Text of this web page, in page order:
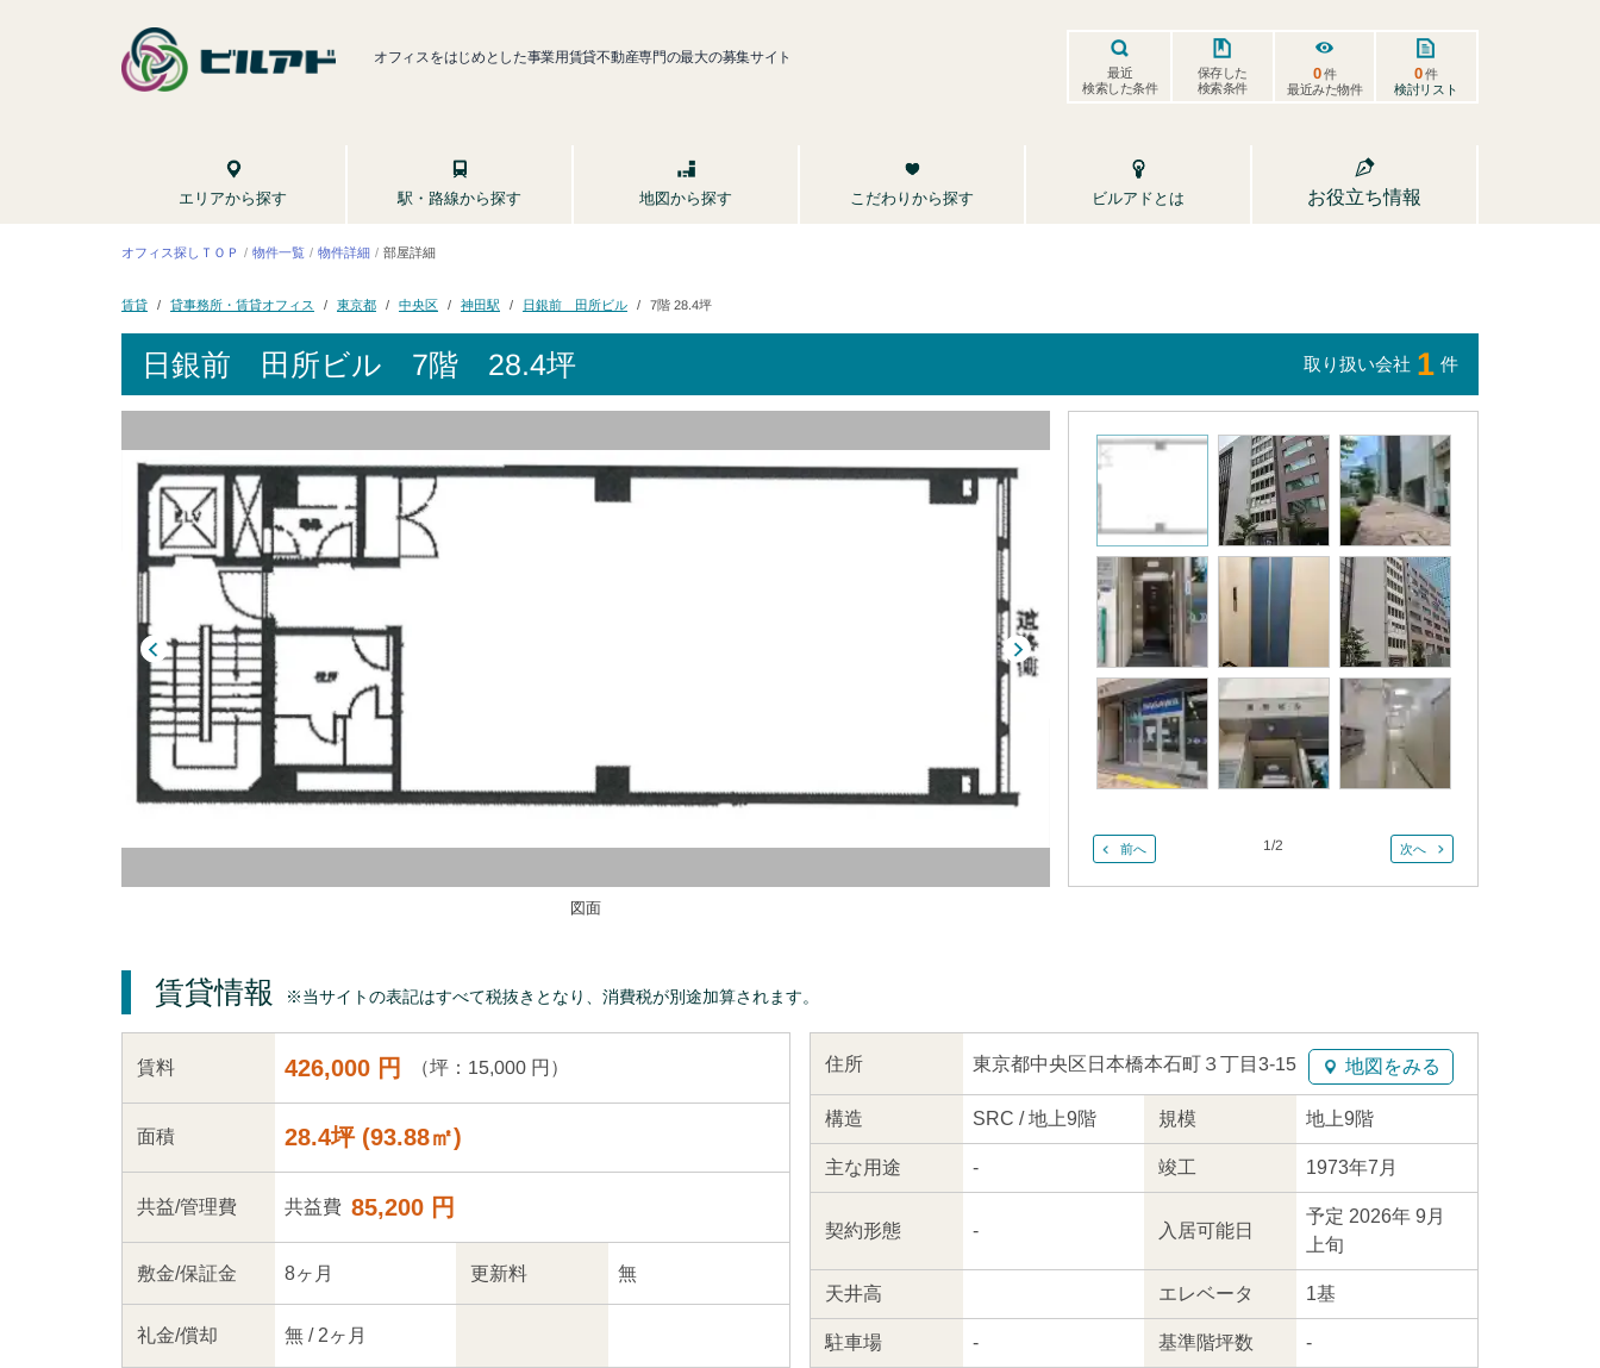
オフィスをはじめとした事業用賃貸不動産専門の最大の募集サイト
最近
検索した条件
保存した
検索条件
0件
最近みた物件
0件
検討リスト
エリアから探す 駅・路線から探す 地図から探す こだわりから探す ビルアドとは お役立ち情報
オフィス探しＴＯＰ 物件一覧 物件詳細 部屋詳細
賃貸 貸事務所・賃貸オフィス 東京都 中央区 神田駅 日銀前 田所ビル 7階 28.4坪
日銀前 田所ビル 7階 28.4坪 取り扱い会社 1 件
図面
前へ 1/2 次へ
賃貸情報 ※当サイトの表記はすべて税抜きとなり、消費税が別途加算されます。
賃料 426,000 円 （坪：15,000 円）
面積 28.4坪 (93.88㎡)
共益/管理費 共益費 85,200 円
敷金/保証金 8ヶ月 更新料 無
礼金/償却 無 / 2ヶ月
住所 東京都中央区日本橋本石町３丁目3-15 地図をみる
構造 SRC / 地上9階 規模 地上9階
主な用途 - 竣工 1973年7月
契約形態 - 入居可能日
予定 2026年 9月
上旬
天井高 エレベータ 1基
駐車場 - 基準階坪数 -